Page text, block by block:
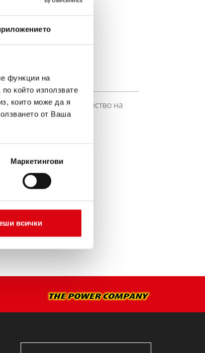
функции на
който използвате
които може да я
от Ваша
Маркетингови
всички
на марката Banner. Качество на
>